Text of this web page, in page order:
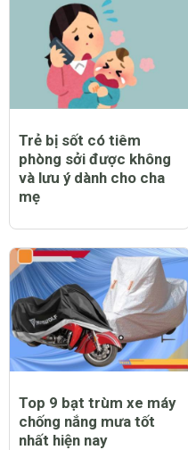
Trẻ bị sốt có tiêm
phòng sởi được không
và lưu ý dành cho cha
mẹ
Top 9 bạt trùm xe máy
chống nắng mưa tốt
nhất hiện nay